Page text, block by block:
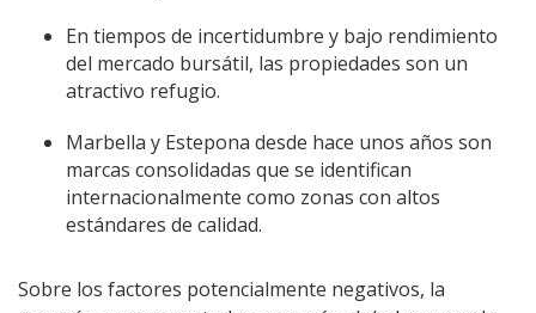
En tiempos de incertidumbre y bajo rendimiento
del mercado bursátil, las propiedades son un
atractivo refugio.
Marbella y Estepona desde hace unos años son
marcas consolidadas que se identifican
internacionalmente como zonas con altos
estándares de calidad.
Sobre los factores potencialmente negativos, la